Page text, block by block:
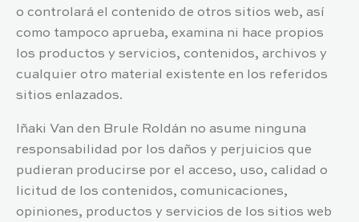
o controlará el contenido de otros sitios web, así
como tampoco aprueba, examina ni hace propios
los productos y servicios, contenidos, archivos y
cualquier otro material existente en los referidos
sitios enlazados.
Iñaki Van den Brule Roldán no asume ninguna
responsabilidad por los daños y perjuicios que
pudieran producirse por el acceso, uso, calidad o
licitud de los contenidos, comunicaciones,
opiniones, productos y servicios de los sitios web